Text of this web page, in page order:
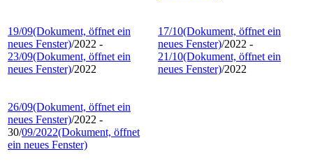
19/09(Dokument, öffnet ein
neues Fenster)/2022 -
23/09(Dokument, öffnet ein
neues Fenster)/2022
17/10(Dokument, öffnet ein
neues Fenster)/2022 -
21/10(Dokument, öffnet ein
neues Fenster)/2022
26/09(Dokument, öffnet ein
neues Fenster)/2022 -
30/09/2022(Dokument, öffnet
ein neues Fenster)